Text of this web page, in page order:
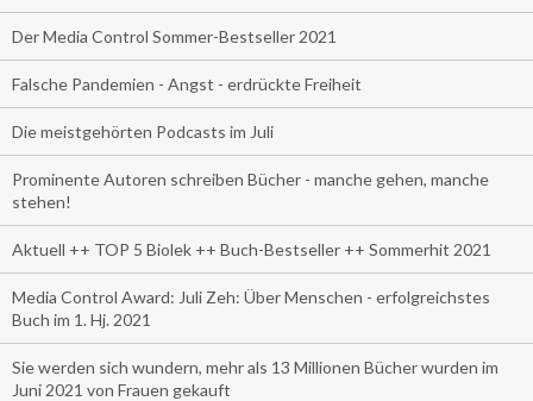
Der Media Control Sommer-Bestseller 2021
Falsche Pandemien - Angst - erdrückte Freiheit
Die meistgehörten Podcasts im Juli
Prominente Autoren schreiben Bücher - manche gehen, manche
stehen!
Aktuell ++ TOP 5 Biolek ++ Buch-Bestseller ++ Sommerhit 2021
Media Control Award: Juli Zeh: Über Menschen - erfolgreichstes
Buch im 1. Hj. 2021
Sie werden sich wundern, mehr als 13 Millionen Bücher wurden im
Juni 2021 von Frauen gekauft